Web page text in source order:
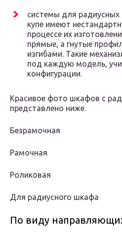
системы для
купе имеют
процессе их
прямые, а гнутые
изгибами. Такие
под каждую модель,
конфигурации.
Красивое фото шкафов с
представлено ниже.
Безрамочная
Рамочная
Роликовая
Для радиусного шкафа
По виду